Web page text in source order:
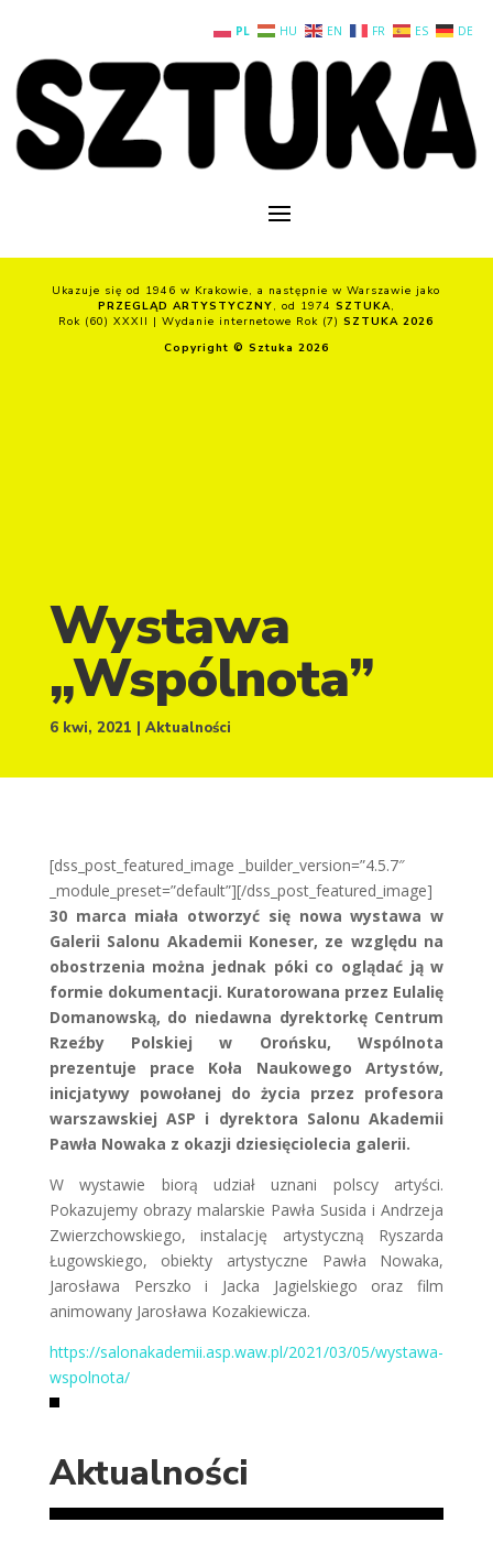
Ukazuje się od 1946 w Krakowie, a następnie w Warszawie jako
PRZEGLĄD ARTYSTYCZNY, od 1974 SZTUKA,
Rok (60) XXXII | Wydanie internetowe Rok (7)SZTUKA 2026
Copyright © Sztuka 2026
Wystawa
„Wspólnota”
6 kwi, 2021 Aktualności
[dss_post_featured_image _builder_version=”4.5.7″
_module_preset=”default”][/dss_post_featured_image]
30 marca miała otworzyć się nowa wystawa w
Galerii Salonu Akademii Koneser, ze względu na
obostrzenia można jednak póki co oglądać ją w
formie dokumentacji. Kuratorowana przez Eulalię
Domanowską, do niedawna dyrektorkę Centrum
Rzeźby Polskiej w Orońsku, Wspólnota
prezentuje prace Koła Naukowego Artystów,
inicjatywy powołanej do życia przez profesora
warszawskiej ASP i dyrektora Salonu Akademii
Pawła Nowaka z okazji dziesięciolecia galerii.
W wystawie biorą udział uznani polscy artyści.
Pokazujemy obrazy malarskie Pawła Susida i Andrzeja
Zwierzchowskiego, instalację artystyczną Ryszarda
Ługowskiego, obiekty artystyczne Pawła Nowaka,
Jarosława Perszko i Jacka Jagielskiego oraz film
animowany Jarosława Kozakiewicza.
https://salonakademii.asp.waw.pl/2021/03/05/wystawa-
wspolnota/
Aktualności
PL HU EN FR ES DE